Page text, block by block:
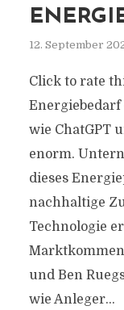
12. September
Click to rate
wie ChatGPT
enorm.
dieses
nachhaltige
Technologie
und Ben
wie Anleger...